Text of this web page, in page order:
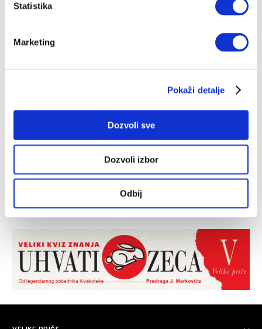
Statistika
Marketing
Pokaži detalje
Dozvoli sve
Dozvoli izbor
Odbij
Zaboravljena lozinka?